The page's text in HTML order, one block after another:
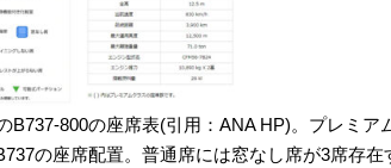
B737-800の座席表(引用：ANA HP)。プレミア
の座席配置。普通席には窓なし席が3席存